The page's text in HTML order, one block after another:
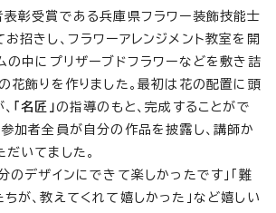
彰受賞である兵庫県フラワー装飾技能士
招きし、フラワーアレンジメント教室を開
の中にプリザーブドフラワーなどを敷き詰
花飾りを作りました。最初は花の配置に頭
「名匠」の指導のもと、完成することがで
加者全員が自分の作品を披露し、講師か
いてました。
のデザインにできて楽しかったです」「難
が、教えてくれて嬉しかった」など嬉しい